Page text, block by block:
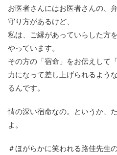
お医者さんにはお医者さんの、
守り方があるけど、
私は、ご縁があっていらした方
やっています。
その方の「宿命」をお伝えして
力になって差し上げられるよう
るんです。
情の深い宿命なの。というか、
よ。
＃ほがらかに笑われる路佳先生